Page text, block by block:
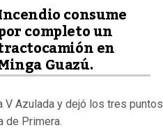
consume
completo un
en
Guazú.
V Azulada y dejó los tres puntos
de Primera.